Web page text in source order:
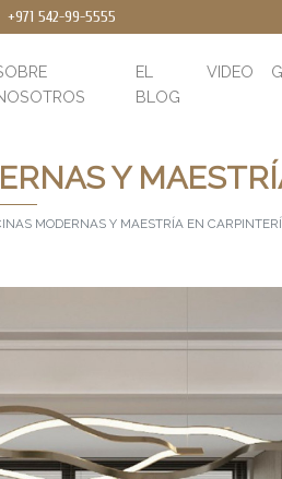
+971 542-99-5555
EL
BLOG
VIDEO
Y
MODERNAS Y MAESTRÍA EN